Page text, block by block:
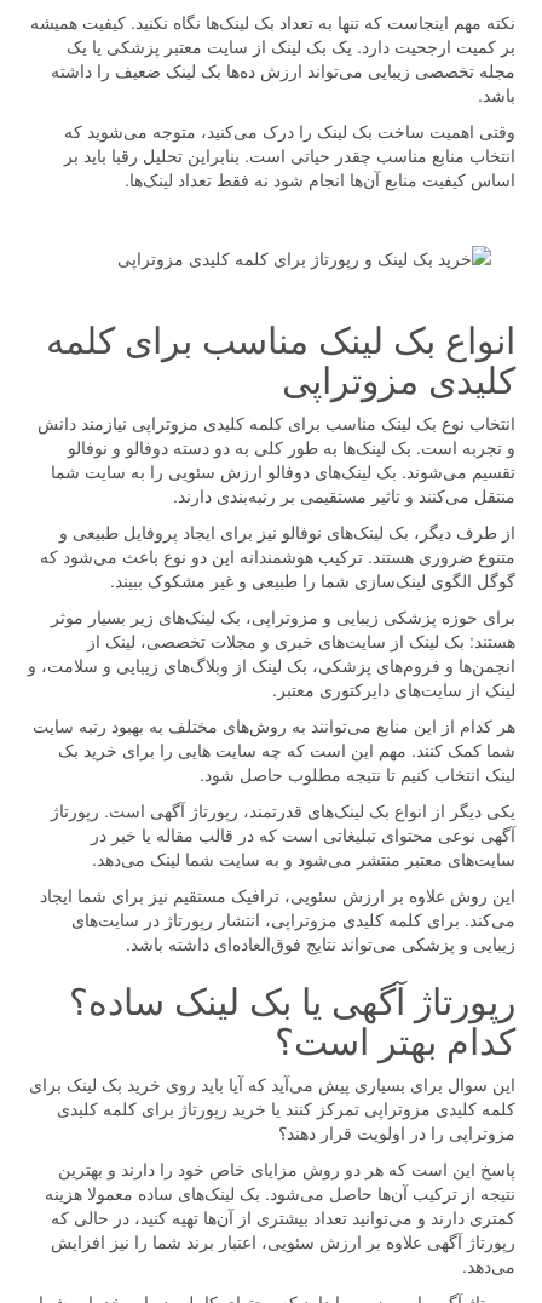
نکته مهم اینجاست که تنها به تعداد بک لینک‌ها نگاه نکنید. کیفیت همیشه
بر کمیت ارجحیت دارد. یک بک لینک از سایت معتبر پزشکی یا یک
مجله تخصصی زیبایی می‌تواند ارزش ده‌ها بک لینک ضعیف را داشته
باشد.
وقتی اهمیت ساخت بک لینک را درک می‌کنید، متوجه می‌شوید که
انتخاب منابع مناسب چقدر حیاتی است. بنابراین تحلیل رقبا باید بر
اساس کیفیت منابع آن‌ها انجام شود نه فقط تعداد لینک‌ها.
انواع بک لینک مناسب برای کلمه
کلیدی مزوتراپی
انتخاب نوع بک لینک مناسب برای کلمه کلیدی مزوتراپی نیازمند دانش
و تجربه است. بک لینک‌ها به طور کلی به دو دسته دوفالو و نوفالو
تقسیم می‌شوند. بک لینک‌های دوفالو ارزش سئویی را به سایت شما
منتقل می‌کنند و تاثیر مستقیمی بر رتبه‌بندی دارند.
از طرف دیگر، بک لینک‌های نوفالو نیز برای ایجاد پروفایل طبیعی و
متنوع ضروری هستند. ترکیب هوشمندانه این دو نوع باعث می‌شود که
گوگل الگوی لینک‌سازی شما را طبیعی و غیر مشکوک ببیند.
برای حوزه پزشکی زیبایی و مزوتراپی، بک لینک‌های زیر بسیار موثر
هستند: بک لینک از سایت‌های خبری و مجلات تخصصی، لینک از
انجمن‌ها و فروم‌های پزشکی، بک لینک از وبلاگ‌های زیبایی و سلامت، و
لینک از سایت‌های دایرکتوری معتبر.
هر کدام از این منابع می‌توانند به روش‌های مختلف به بهبود رتبه سایت
شما کمک کنند. مهم این است که چه سایت هایی را برای خرید بک
لینک انتخاب کنیم تا نتیجه مطلوب حاصل شود.
یکی دیگر از انواع بک لینک‌های قدرتمند، رپورتاژ آگهی است. رپورتاژ
آگهی نوعی محتوای تبلیغاتی است که در قالب مقاله یا خبر در
سایت‌های معتبر منتشر می‌شود و به سایت شما لینک می‌دهد.
این روش علاوه بر ارزش سئویی، ترافیک مستقیم نیز برای شما ایجاد
می‌کند. برای کلمه کلیدی مزوتراپی، انتشار رپورتاژ در سایت‌های
زیبایی و پزشکی می‌تواند نتایج فوق‌العاده‌ای داشته باشد.
رپورتاژ آگهی یا بک لینک ساده؟
کدام بهتر است؟
این سوال برای بسیاری پیش می‌آید که آیا باید روی خرید بک لینک برای
کلمه کلیدی مزوتراپی تمرکز کنند یا خرید رپورتاژ برای کلمه کلیدی
مزوتراپی را در اولویت قرار دهند؟
پاسخ این است که هر دو روش مزایای خاص خود را دارند و بهترین
نتیجه از ترکیب آن‌ها حاصل می‌شود. بک لینک‌های ساده معمولا هزینه
کمتری دارند و می‌توانید تعداد بیشتری از آن‌ها تهیه کنید، در حالی که
رپورتاژ آگهی علاوه بر ارزش سئویی، اعتبار برند شما را نیز افزایش
می‌دهد.